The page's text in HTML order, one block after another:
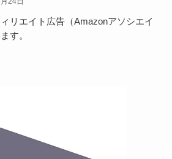
リエイト広告（Amazonアソシエイ
す。